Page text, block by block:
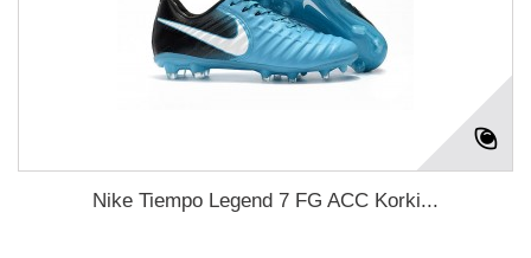
Nike Tiempo Legend 7 FG ACC Korki...